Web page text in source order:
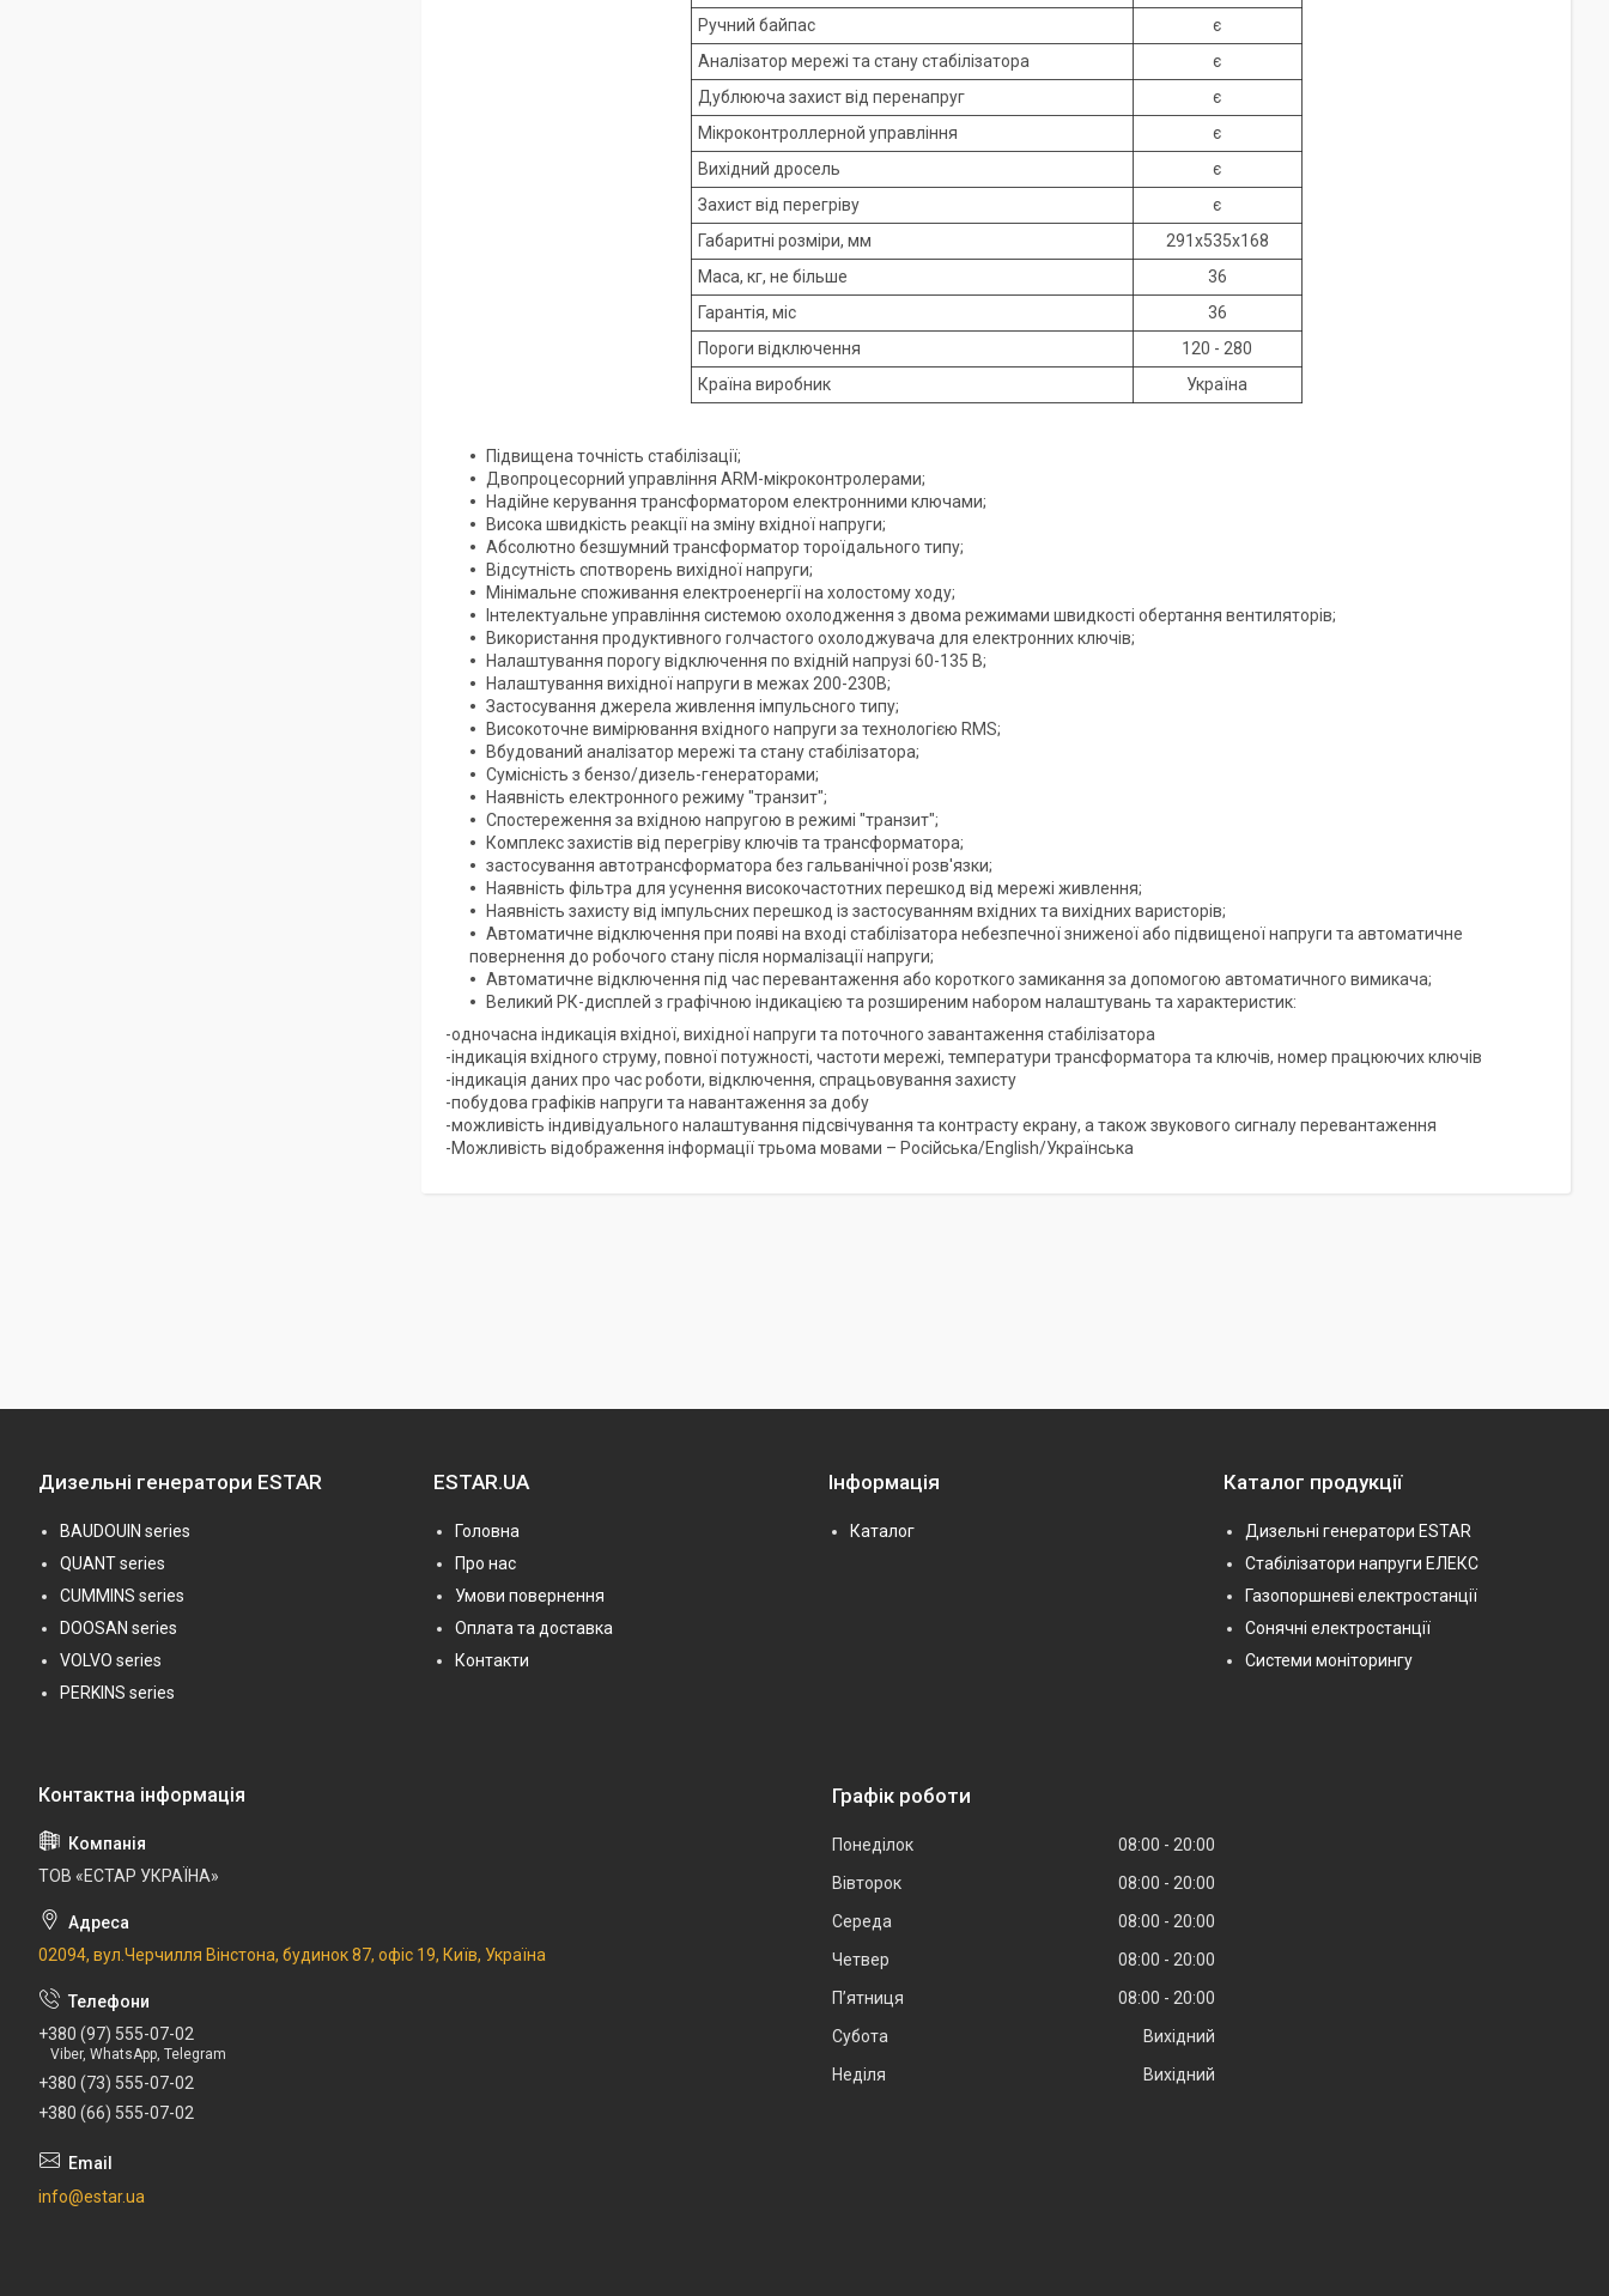
Ручний байпас
є
Аналізатор мережі та стану стабілізатора
є
Дублююча захист від перенапруг
є
Мікроконтроллерной управління
є
Вихідний дросель
є
Захист від перегріву
є
Габаритні розміри, мм
291x535x168
Маса, кг, не більше
36
Гарантія, міс
36
Пороги відключення
120 - 280
Країна виробник
Україна
Підвищена точність стабілізації;
Двопроцесорний управління ARM-мікроконтролерами;
Надійне керування трансформатором електронними ключами;
Висока швидкість реакції на зміну вхідної напруги;
Абсолютно безшумний трансформатор тороїдального типу;
Відсутність спотворень вихідної напруги;
Мінімальне споживання електроенергії на холостому ходу;
Інтелектуальне управління системою охолодження з двома режимами швидкості обертання вентиляторів;
Використання продуктивного голчастого охолоджувача для електронних ключів;
Налаштування порогу відключення по вхідній напрузі 60-135 В;
Налаштування вихідної напруги в межах 200-230В;
Застосування джерела живлення імпульсного типу;
Високоточне вимірювання вхідного напруги за технологією RMS;
Вбудований аналізатор мережі та стану стабілізатора;
Сумісність з бензо/дизель-генераторами;
Наявність електронного режиму "транзит";
Спостереження за вхідною напругою в режимі "транзит";
Комплекс захистів від перегріву ключів та трансформатора;
застосування автотрансформатора без гальванічної розв'язки;
Наявність фільтра для усунення високочастотних перешкод від мережі живлення;
Наявність захисту від імпульсних перешкод із застосуванням вхідних та вихідних варисторів;
Автоматичне відключення при появі на вході стабілізатора небезпечної зниженої або підвищеної напруги та автоматичне
повернення до робочого стану після нормалізації напруги;
Автоматичне відключення під час перевантаження або короткого замикання за допомогою автоматичного вимикача;
Великий РК-дисплей з графічною індикацією та розширеним набором налаштувань та характеристик:
-одночасна індикація вхідної, вихідної напруги та поточного завантаження стабілізатора
-індикація вхідного струму, повної потужності, частоти мережі, температури трансформатора та ключів, номер працюючих ключів
-індикація даних про час роботи, відключення, спрацьовування захисту
-побудова графіків напруги та навантаження за добу
-можливість індивідуального налаштування підсвічування та контрасту екрану, а також звукового сигналу перевантаження
-Можливість відображення інформації трьома мовами – Російська/English/Українська
Дизельні генератори ESTAR
BAUDOUIN series
QUANT series
CUMMINS series
DOOSAN series
VOLVO series
PERKINS series
ESTAR.UA
Головна
Про нас
Умови повернення
Оплата та доставка
Контакти
Інформація
Каталог
Каталог продукції
Дизельні генератори ESTAR
Стабілізатори напруги ЕЛЕКС
Газопоршневі електростанції
Сонячні електростанції
Системи моніторингу
ТОВ «ЕСТАР УКРАЇНА»
02094, вул.Черчилля Вінстона, будинок 87, офіс 19, Київ, Україна
+380 (97) 555-07-02
Viber, WhatsApp, Telegram
+380 (73) 555-07-02
+380 (66) 555-07-02
info@estar.ua
Графік роботи
Понеділок 08:00
20:00
Вівторок
08:00
20:00
Середа
08:00
20:00
Четвер
08:00
20:00
Пʼятниця
08:00
20:00
Субота
Вихідний
Неділя
Вихідний